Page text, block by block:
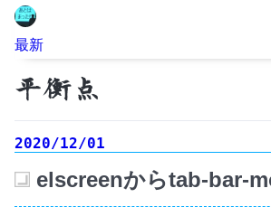
最新
平衡点
2020/12/01
elscreenからtab-bar-